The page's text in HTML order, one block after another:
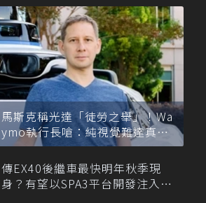
馬斯克稱光達「徒勞之舉」！Wa
ymo執行長嗆：純視覺難達真正
自動駕駛
傳EX40後繼車最快明年秋季現
身？有望以SPA3平台開發注入80